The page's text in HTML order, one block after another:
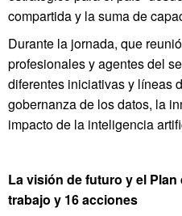
compartida y la suma de
Durante la jornada, que
profesionales y agentes del
diferentes iniciativas y líneas
gobernanza de los datos, la
impacto de la inteligencia
La visión de futuro y el
trabajo y 16 acciones